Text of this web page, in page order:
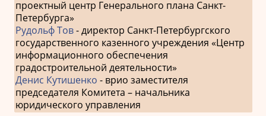
проектный центр Генерального плана Санкт-
Петербурга»
Рудольф Тов- директор Санкт-Петербургского
государственного казенного учреждения «Центр
информационного обеспечения
градостроительной деятельности»
Денис Кутишенко - врио заместителя
председателя Комитета – начальника
юридического управления